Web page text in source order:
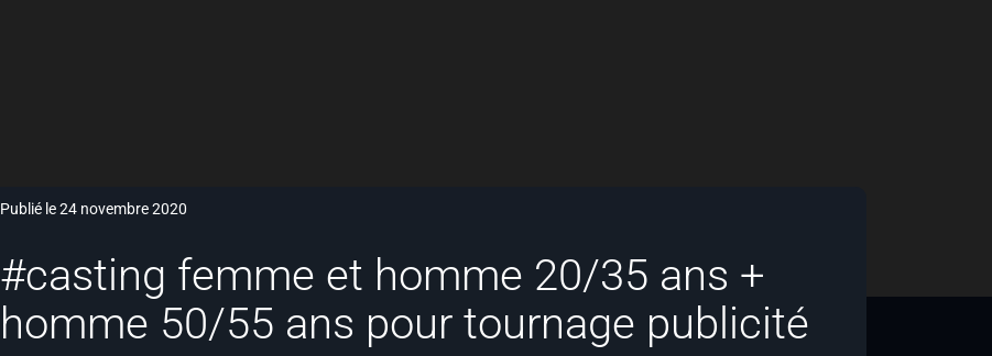
Publié le 24 novembre 2020
#casting femme et homme 20/35 ans +
homme 50/55 ans pour tournage publicité